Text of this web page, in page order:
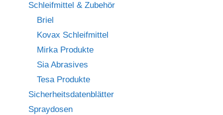
Schleifmittel & Zubehör
Briel
Kovax Schleifmittel
Mirka Produkte
Sia Abrasives
Tesa Produkte
Sicherheitsdatenblätter
Spraydosen